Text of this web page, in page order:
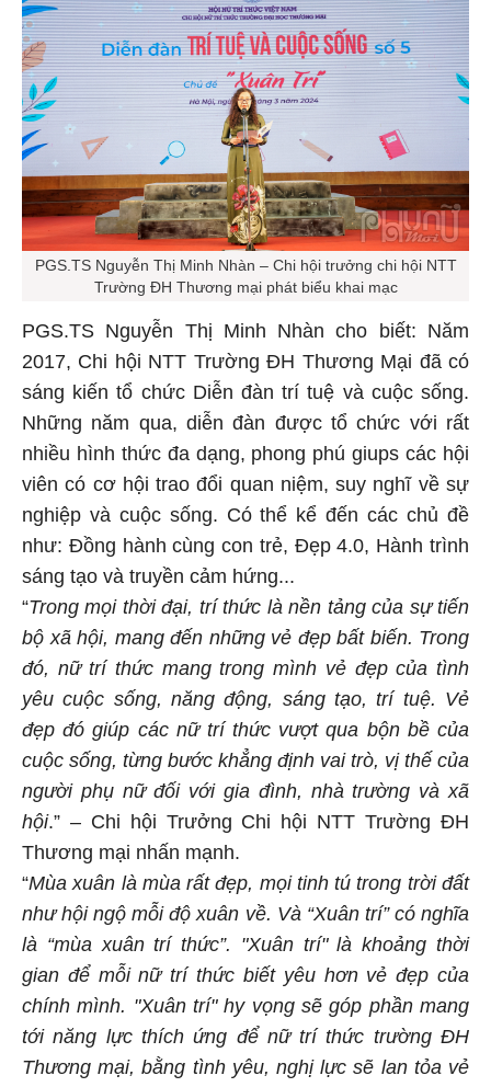
PGS.TS Nguyễn Thị Minh Nhàn – Chi hội trưởng chi hội NTT
Trường ĐH Thương mại phát biểu khai mạc
PGS.TS Nguyễn Thị Minh Nhàn cho biết: Năm
2017, Chi hội NTT Trường ĐH Thương Mại đã có
sáng kiến tổ chức Diễn đàn trí tuệ và cuộc sống.
Những năm qua, diễn đàn được tổ chức với rất
nhiều hình thức đa dạng, phong phú giups các hội
viên có cơ hội trao đổi quan niệm, suy nghĩ về sự
nghiệp và cuộc sống. Có thể kể đến các chủ đề
như: Đồng hành cùng con trẻ, Đẹp 4.0, Hành trình
sáng tạo và truyền cảm hứng...
“Trong mọi thời đại, trí thức là nền tảng của sự tiến
bộ xã hội, mang đến những vẻ đẹp bất biến. Trong
đó, nữ trí thức mang trong mình vẻ đẹp của tình
yêu cuộc sống, năng động, sáng tạo, trí tuệ. Vẻ
đẹp đó giúp các nữ trí thức vượt qua bộn bề của
cuộc sống, từng bước khẳng định vai trò, vị thế của
người phụ nữ đối với gia đình, nhà trường và xã
hội.” – Chi hội Trưởng Chi hội NTT Trường ĐH
Thương mại nhấn mạnh.
“Mùa xuân là mùa rất đẹp, mọi tinh tú trong trời đất
như hội ngộ mỗi độ xuân về. Và “Xuân trí” có nghĩa
là “mùa xuân trí thức”. "Xuân trí" là khoảng thời
gian để mỗi nữ trí thức biết yêu hơn vẻ đẹp của
chính mình. "Xuân trí" hy vọng sẽ góp phần mang
tới năng lực thích ứng để nữ trí thức trường ĐH
Thương mại, bằng tình yêu, nghị lực sẽ lan tỏa vẻ